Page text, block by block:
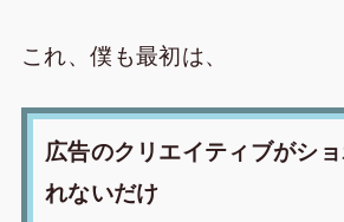
これ、僕も最初は、
広告のクリエイティブがシ
れないだけ